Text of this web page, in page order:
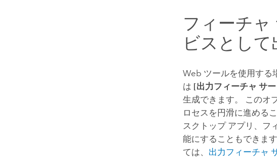
フィーチ
ビスとして
Web ツールを使用する
は [出力フィーチャ サ
生成できます。 このオ
ロセスを円滑に進める
スクトップ アプリ、フ
能にすることもできま
ては、 出力フィーチャ